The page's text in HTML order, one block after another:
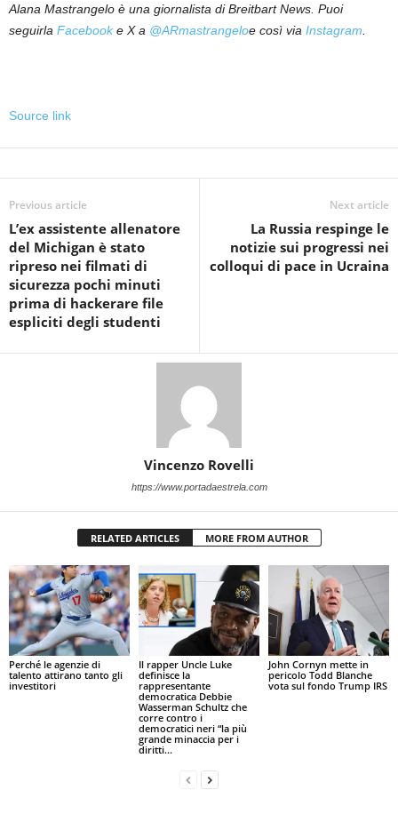
Alana Mastrangelo è una giornalista di Breitbart News. Puoi
seguirla Facebooke X a @ARmastrangeloe così via Instagram
Source link
Previous article
L’ex assistente allenatore
del Michigan è stato
ripreso nei filmati di
sicurezza pochi minuti
prima di hackerare file
espliciti degli studenti
Next article
La Russia respinge le
notizie sui progressi nei
colloqui di pace in Ucraina
Vincenzo Rovelli
https://www.portadaestrela.com
RELATED ARTICLES MORE FROM AUTHOR
Perché le agenzie di
talento attirano tanto gli
investitori
Il rapper Uncle Luke
definisce la
rappresentante
democratica Debbie
Wasserman Schultz che
corre contro i
democratici neri “la più
grande minaccia per i
diritti...
John Cornyn mette in
pericolo Todd Blanche
vota sul fondo Trump IRS